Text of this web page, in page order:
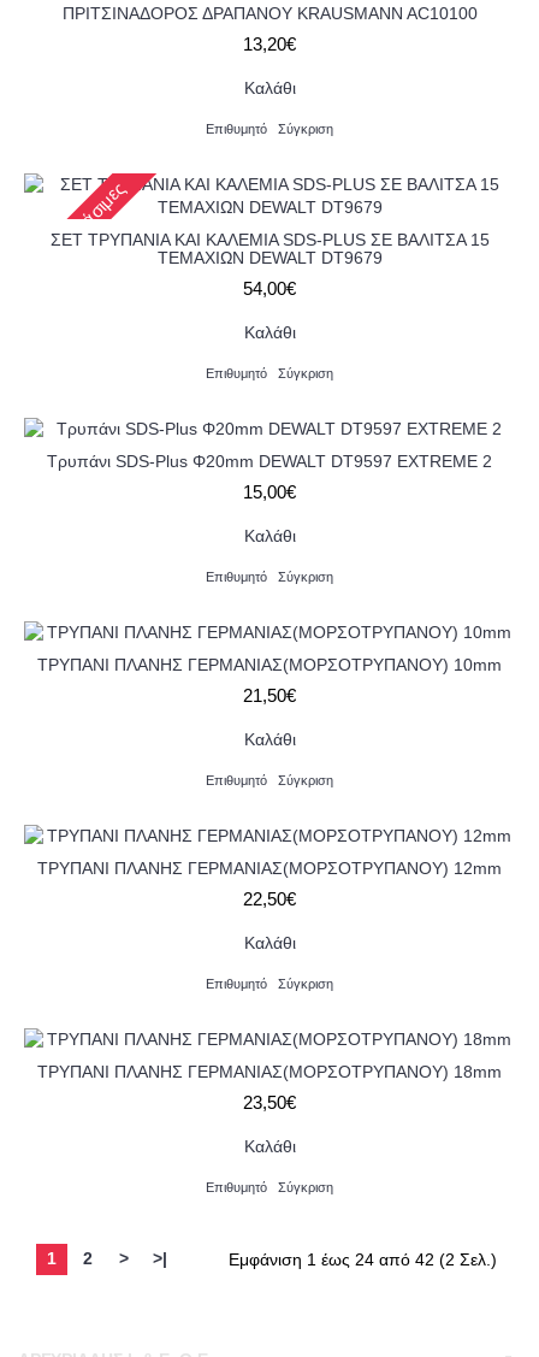
ΠΡΙΤΣΙΝΑΔΟΡΟΣ ΔΡΑΠΑΝΟΥ KRAUSMANN AC10100
13,20€
Καλάθι
Επιθυμητό Σύγκριση
2-3 εργάσιμες
ΣΕΤ ΤΡΥΠΑΝΙΑ ΚΑΙ ΚΑΛΕΜΙΑ SDS-PLUS ΣΕ ΒΑΛΙΤΣΑ 15
ΤΕΜΑΧΙΩΝ DEWALT DT9679
54,00€
Καλάθι
Επιθυμητό Σύγκριση
Τρυπάνι SDS-Plus Φ20mm DEWALT DT9597 EXTREME 2
15,00€
Καλάθι
Επιθυμητό Σύγκριση
ΤΡΥΠΑΝΙ ΠΛΑΝΗΣ ΓΕΡΜΑΝΙΑΣ(ΜΟΡΣΟΤΡΥΠΑΝΟΥ) 10mm
21,50€
Καλάθι
Επιθυμητό Σύγκριση
ΤΡΥΠΑΝΙ ΠΛΑΝΗΣ ΓΕΡΜΑΝΙΑΣ(ΜΟΡΣΟΤΡΥΠΑΝΟΥ) 12mm
22,50€
Καλάθι
Επιθυμητό Σύγκριση
ΤΡΥΠΑΝΙ ΠΛΑΝΗΣ ΓΕΡΜΑΝΙΑΣ(ΜΟΡΣΟΤΡΥΠΑΝΟΥ) 18mm
23,50€
Καλάθι
Επιθυμητό Σύγκριση
1 2 > >| Εμφάνιση 1 έως 24 από 42 (2 Σελ.)